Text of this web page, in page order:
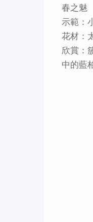
春之魅
示範：
花材：
欣賞：
中的藍